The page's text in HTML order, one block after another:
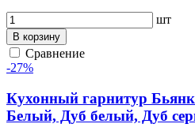
шт
В корзину
Сравнение
-27%
Кухонный гарнитур
Белый, Дуб белый, Дуб